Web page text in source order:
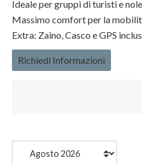
Ideale per gruppi di turisti e
Massimo comfort per la
Extra: Zaino, Casco e GPS
Richiedi Informazioni